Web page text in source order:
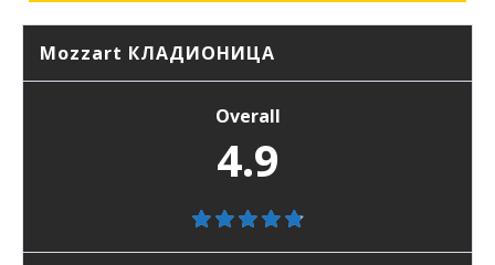
Mozzart КЛАДИОНИЦА
Overall
4.9